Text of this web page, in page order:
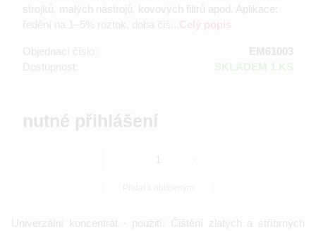
strojků, malých nástrojů, kovových filtrů apod. Aplikace:
ředění na 1–5% roztok, doba čiš...
Objednací číslo:
EM61003
Dostupnost:
SKLADEM 1 KS
nutné přihlášení
Univerzální koncentrát - použití: Čištění zlatých a stříbrných